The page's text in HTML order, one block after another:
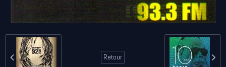
Retour